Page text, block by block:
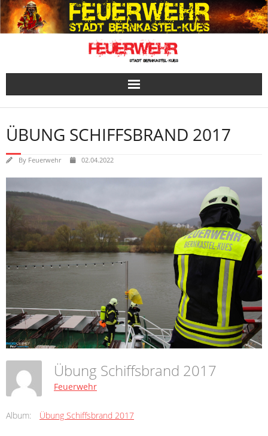
Skip
to
content
ÜBUNG SCHIFFSBRAND 2017
By Feuerwehr 02.04.2022
Übung Schiffsbrand 2017
Feuerwehr
Album: Übung Schiffsbrand 2017